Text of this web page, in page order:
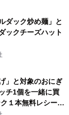
ダック炒め麺」と
ックチーズハット
」と対象のおにぎ
チ1個を一緒に買
１本無料レシート